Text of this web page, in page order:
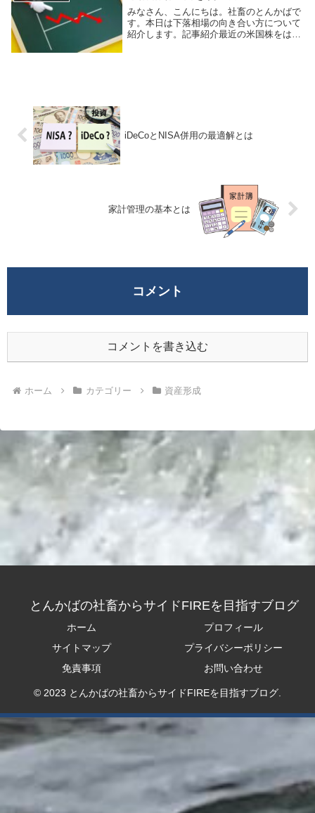
みなさん、こんにちは。社畜のとんかばで
す。本日は下落相場の向き合い方について
紹介します。記事紹介最近の米国株をはじ
iDeCoとNISA併用の最適解とは
家計管理の基本とは
コメント
コメントを書き込む
ホーム カテゴリー 資産形成
とんかばの社畜からサイドFIREを目指すブログ
ホーム
プロフィール
サイトマップ
プライバシーポリシー
免責事項
お問い合わせ
© 2023 とんかばの社畜からサイドFIREを目指すブログ.